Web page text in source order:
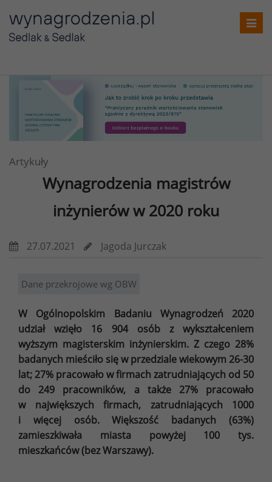
Artykuły
Wynagrodzenia magistrów
inżynierów w 2020 roku
27.07.2021 Jagoda Jurczak
Dane przekrojowe wg OBW
W Ogólnopolskim Badaniu Wynagrodzeń 2020
udział wzięło 16 904 osób z wykształceniem
wyższym magisterskim inżynierskim. Z czego 28%
badanych mieściło się w przedziale wiekowym 26-30
lat; 27% pracowało w firmach zatrudniających od 50
do 249 pracowników, a także 27% pracowało
w największych firmach, zatrudniających 1000
i więcej osób. Większość badanych (63%)
zamieszkiwała miasta powyżej 100 tys.
mieszkańców (bez Warszawy).